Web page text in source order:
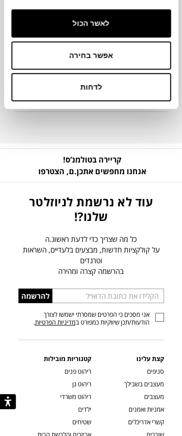
לאשר הכול
אפשר בחירה
לדחות
מק"ט
פרטים נוספים
ניקיון ותחזוקה
קריירה בטולמנ’ס!
אנחנו מחפשים אתכן.ם, הצטרפו
עוד לא נרשמת לניוזלטר
שלנו?!
כל מה שצריך כדי לדעת ראשונ.ה
על קולקציות חדשות, מבצעים בלעדיים, השראות
וטרנדים
בהרשמה קצרה ומהירה
הכניסו
כתובת
דוא”ל
להרשמה
אני מסכים כי הפרטים שמסרתי ישמשו לצורך
הודעות/תכן שיווקיות כמפורט במדיניות הפרטיות.
קצת עלינו
סניפים
מעצבים בשבילך
מעצבים
אמניות ואמנים
קשרי אדריכלים
קטגוריות מובילות
ריהוט פנים
ריהוט גן
ריהוט משרדי
ילדים
שטיחים